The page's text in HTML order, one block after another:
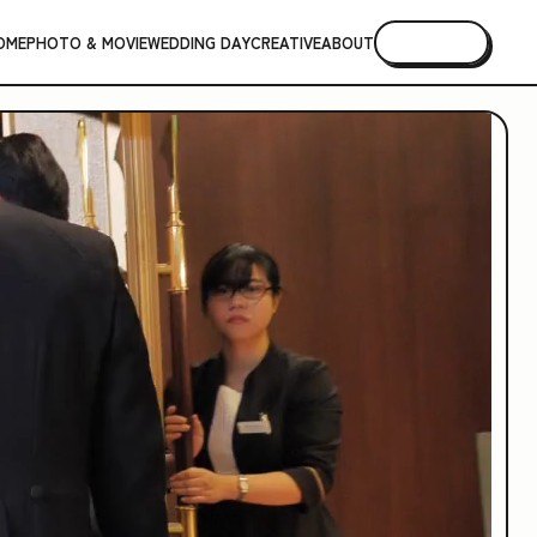
PHOTO & MOVIEWEDDING DAYCREATIVEABOUT